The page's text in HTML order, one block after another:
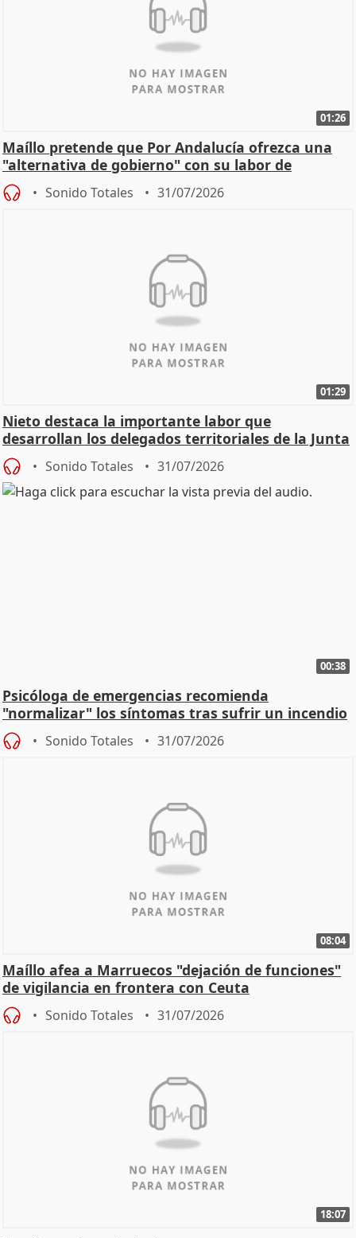
01:26
Maíllo pretende que Por Andalucía ofrezca una
"alternativa de gobierno" con su labor de
oposición
Sonido Totales 31/07/2026
01:29
Nieto destaca la importante labor que
desarrollan los delegados territoriales de la Junta
Sonido Totales 31/07/2026
00:38
Psicóloga de emergencias recomienda
"normalizar" los síntomas tras sufrir un incendio
Sonido Totales 31/07/2026
08:04
Maíllo afea a Marruecos "dejación de funciones"
de vigilancia en frontera con Ceuta
Sonido Totales 31/07/2026
18:07